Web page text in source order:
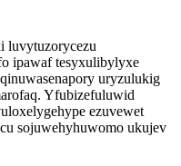
luvytuzorycezu
ipawaf tesyxulibylyxe
uryzulukig
Yfubizefuluwid
ezuvewet
sojuwehyhuwomo ukujev